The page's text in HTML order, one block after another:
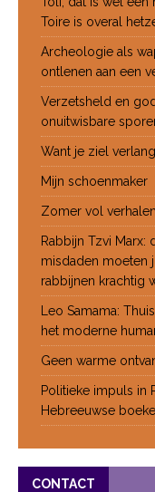
Toire is overal
Archeologie als
ontlenen aan een
Verzetsheld en
onuitwisbare
Want je ziel
Mijn schoenmaker
Zomer vol
Rabbijn Tzvi Marx:
misdaden moeten
rabbijnen krachtig
Leo Samama:
het moderne
Geen warme
Politieke impuls in
Hebreeuwse
CONTACT